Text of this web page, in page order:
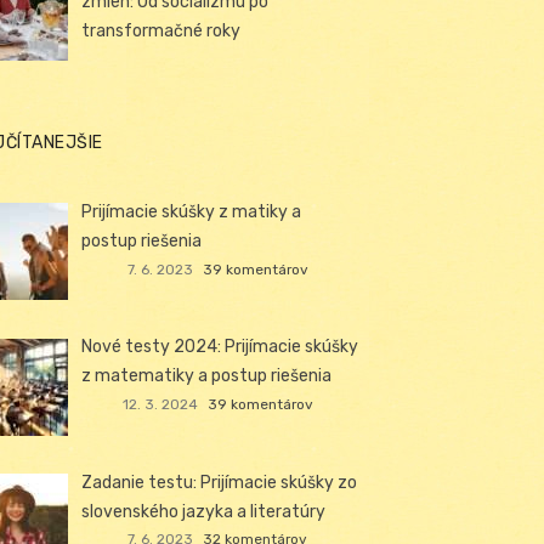
transformačné roky
Prijímacie skúšky z matiky a
postup riešenia
7. 6. 2023 39 komentárov
Nové testy 2024: Prijímacie skúšky
z matematiky a postup riešenia
12. 3. 2024 39 komentárov
Zadanie testu: Prijímacie skúšky zo
slovenského jazyka a literatúry
7. 6. 2023 32 komentárov